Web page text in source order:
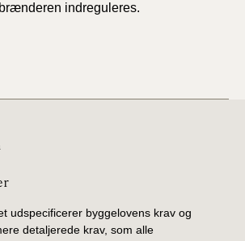
indreguleres.
udspecificerer byggelovens krav og
detaljerede krav, som alle